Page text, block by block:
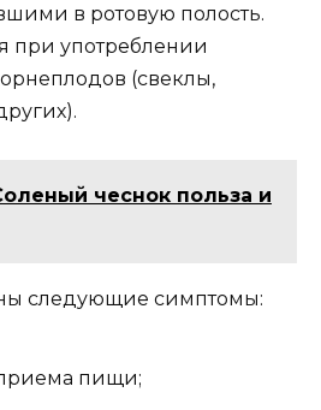
в ротовую полость.
при употреблении
(свеклы,
чеснок польза и
следующие симптомы:
пищи;